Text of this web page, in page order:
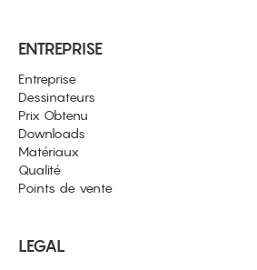
ENTREPRISE
Entreprise
Dessinateurs
Prix Obtenu
Downloads
Matériaux
Qualité
Points de vente
LEGAL